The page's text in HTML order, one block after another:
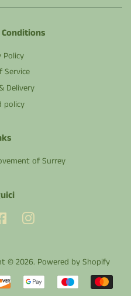
Policy
Service
Delivery
policy
of Surrey
FacebookInstagram
© 2026. Powered by Shopify
Modalità